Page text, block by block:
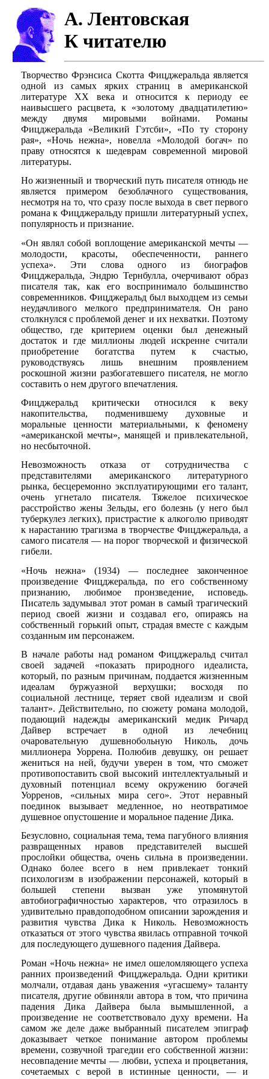
А. Лентовская
К читателю
Творчество Фрэнсиса Скотта Фицджеральда является
одной из самых ярких страниц в американской
литературе XX века и относится к периоду ее
наивысшего расцвета, к «золотому двадцатилетию»
между двумя мировыми войнами. Романы
Фицджеральда «Великий Гэтсби», «По ту сторону
рая», «Ночь нежна», новелла «Молодой богач» по
праву относятся к шедеврам современной мировой
литературы.
Но жизненный и творческий путь писателя отнюдь не
является примером безоблачного существования,
несмотря на то, что сразу после выхода в свет первого
романа к Фицджеральду пришли литературный успех,
популярность и признание.
«Он являл собой воплощение американской мечты —
молодости, красоты, обеспеченности, раннего
успеха». Эти слова одного из биографов
Фицджеральда, Эндрю Тернбулла, очерчивают образ
писателя так, как его воспринимало большинство
современников. Фицджеральд был выходцем из семьи
неудачливого мелкого предпринимателя. Он рано
столкнулся с проблемой денег и их нехватки. Поэтому
общество, где критерием оценки был денежный
достаток и где миллионы людей искренне считали
приобретение богатства путем к счастью,
руководствуясь лишь внешним проявлением
роскошной жизни разбогатевшего писателя, не могло
составить о нем другого впечатления.
Фицджеральд критически относился к веку
накопительства, подменившему духовные и
моральные ценности материальными, к феномену
«американской мечты», манящей и привлекательной,
но несбыточной.
Невозможность отказа от сотрудничества с
представителями американского литературного
рынка, бесцеремонно эксплуатирующими его талант,
очень угнетало писателя. Тяжелое психическое
расстройство жены Зельды, его болезнь (у него был
туберкулез легких), пристрастие к алкоголю приводят
к нарастанию трагизма в творчестве Фицджеральда, а
самого писателя — на порог творческой и физической
гибели.
«Ночь нежна» (1934) — последнее законченное
произведение Фицджеральда, по его собственному
признанию, любимое пронзведение, исповедь.
Писатель задумывал этот роман в самый трагический
период своей жизни и создавал его, опираясь на
собственный горький опыт, страдая вместе с каждым
созданным им персонажем.
В начале работы над романом Фицджеральд считал
своей задачей «показать природного идеалиста,
который, по разным причинам, поддается жизненным
идеалам буржуазной верхушки; восходя по
социальной лестнице, теряет свой идеализм и свой
талант». Действительно, по сюжету романа молодой,
подающий надежды американский медик Ричард
Дайвер встречает в одной из лечебниц
очаровательную душевнобольную Николь, дочь
миллионера Уоррена. Полюбив девушку, он решает
жениться на ней, будучи уверен в том, что сможет
противопоставить свой высокий интеллектуальный и
духовный потенциал всему окружению богачей
Уорренов, «сильных мира сего». Этот неравный
поединок вызывает медленное, но неотвратимое
душевное опустошение и моральное падение Дика.
Безусловно, социальная тема, тема пагубного влияния
развращенных нравов представителей высшей
прослойки общества, очень сильна в произведении.
Однако более всего в нем привлекает тонкий
психологизм в изображении персонажей, который в
большей степени вызван уже упомянутой
автобиографичностью характеров, что отразилось в
удивительно правдоподобном описании зарождения и
развития чувства Дика к Николь. Невозможность
отказаться от этого чувства явилась отправной точкой
для последующего душевного падения Дайвера.
Роман «Ночь нежна» не имел ошеломляющего успеха
ранних произведений Фицджеральда. Одни критики
молчали, отдавая дань уважения «угасшему» таланту
писателя, другие обвиняли автора в том, что причина
падения Дика Дайвера была вымышленной, а
произведение не соответствовало духу времени. На
самом же деле даже выбранный писателем эпиграф
доказывает четкое понимание автором проблемы
времени, созвучной трагедии его собственной жизни:
несовпадение мечты — любви, успеха и процветания,
сочетаемых с верой в истинные ценности, — и